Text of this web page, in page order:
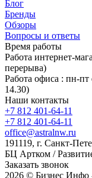
Блог
Бренды
Обзоры
Вопросы и ответы
Время работы
Работа интернет-
перерыва)
Работа офиса : пн-
14.30)
Наши контакты
+7 812 401-64-11
+7 812 401-64-11
office@astralnw.ru
191119, г. Санкт-
БЦ Артком /
Заказать звонок
2026 © Бизнес Инфо